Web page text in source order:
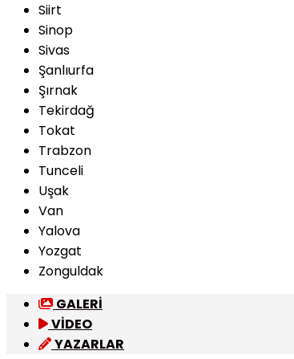
Siirt
Sinop
Sivas
Şanlıurfa
Şırnak
Tekirdağ
Tokat
Trabzon
Tunceli
Uşak
Van
Yalova
Yozgat
Zonguldak
GALERİ
VİDEO
YAZARLAR